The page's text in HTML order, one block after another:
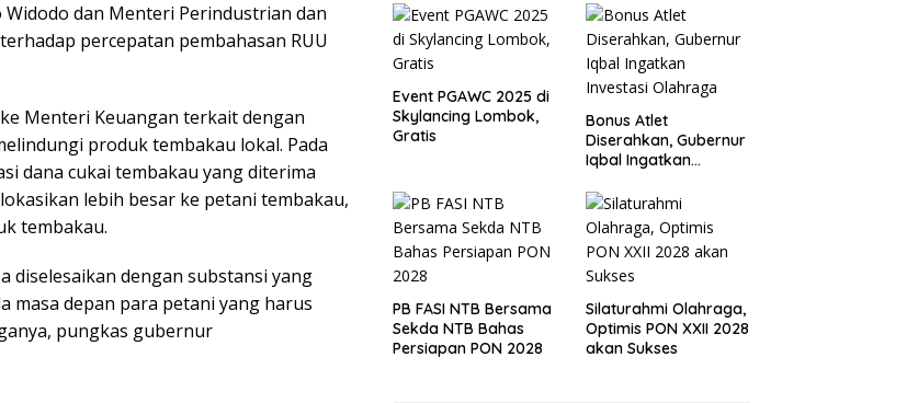
dan Menteri Perindustrian dan
percepatan pembahasan RUU
Menteri Keuangan terkait dengan
produk tembakau lokal. Pada
dana cukai tembakau yang diterima
lebih besar ke petani tembakau,
tembakau.
diselesaikan dengan substansi yang
masa depan para petani yang harus
pungkas gubernur
Event PGAWC 2025 di
Skylancing Lombok,
Gratis
Bonus Atlet
Diserahkan, Gubernur
Iqbal Ingatkan
PB FASI NTB Bersama
Sekda NTB Bahas
Persiapan PON 2028
Silaturahmi Olahraga,
Optimis PON XXII 2028
akan Sukses